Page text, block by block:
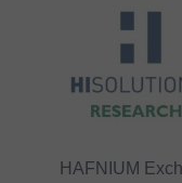
HAFNIUM